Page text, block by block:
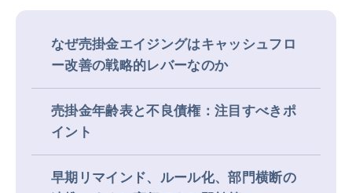
なぜ売掛金エイジングはキャッシュフロ
ー改善の戦略的レバーなのか
売掛金年齢表と不良債権：注目すべきポ
イント
早期リマインド、ルール化、部門横断の